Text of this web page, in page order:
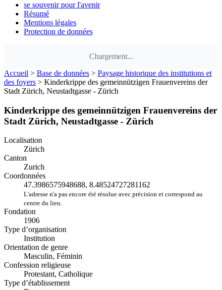
se souvenir pour l'avenir
Résumé
Mentions légales
Protection de données
Chargement...
Accueil > Base de données > Paysage historique des institutions et
des foyers > Kinderkrippe des gemeinnützigen Frauenvereins der
Stadt Zürich, Neustadtgasse - Zürich
Kinderkrippe des gemeinnützigen Frauenvereins der
Stadt Zürich, Neustadtgasse - Zürich
Localisation
Zürich
Canton
Zurich
Coordonnées
47.3986575948688, 8.48524727281162
L'adresse n'a pas encore été résolue avec précision et correspond au
centre du lieu.
Fondation
1906
Type d’organisation
Institution
Orientation de genre
Masculin, Féminin
Confession religieuse
Protestant, Catholique
Type d’établissement